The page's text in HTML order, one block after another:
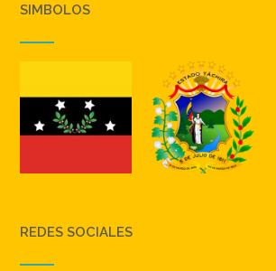
SIMBOLOS
REDES SOCIALES